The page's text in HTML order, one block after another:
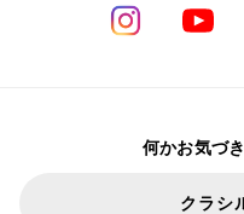
何かお気づ
クラシ